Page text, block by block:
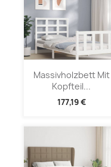
Massivholzbett Mit
Kopfteil...
177,19 €